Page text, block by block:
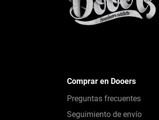
Comprar en Dooers
Preguntas frecuentes
Seguimiento de envío